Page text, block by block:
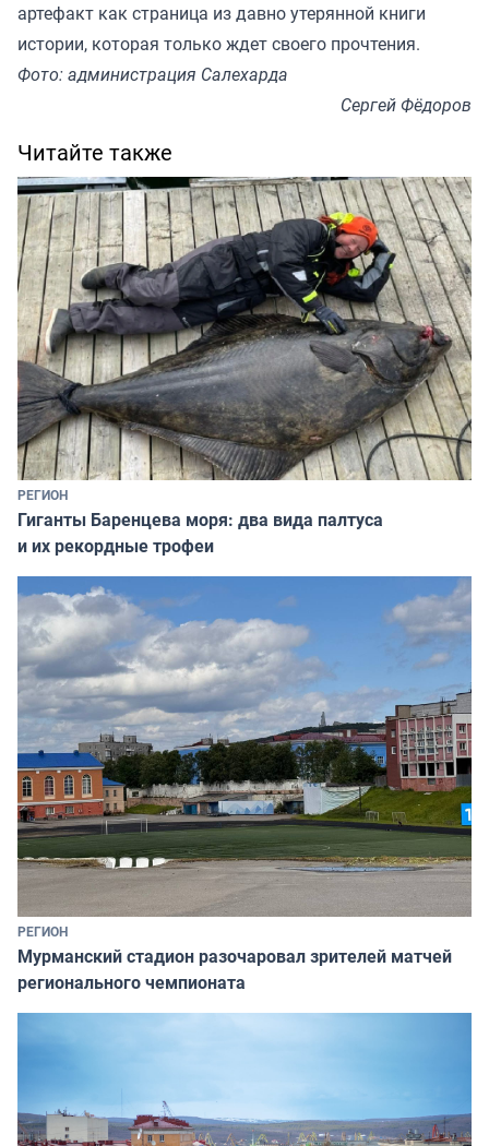
артефакт как страница из давно утерянной книги
истории, которая только ждет своего прочтения.
Фото: администрация Салехарда
Сергей Фёдоров
Читайте также
РЕГИОН
Гиганты Баренцева моря: два вида палтуса
и их рекордные трофеи
РЕГИОН
Мурманский стадион разочаровал зрителей матчей
регионального чемпионата